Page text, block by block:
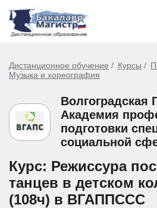
Дистанционное обучение Курсы
Музыка и хореография
Волгоградская
Академия
подготовки
социальной
Курс: Режиссура
танцев в детском
(108ч) в ВГАППССС